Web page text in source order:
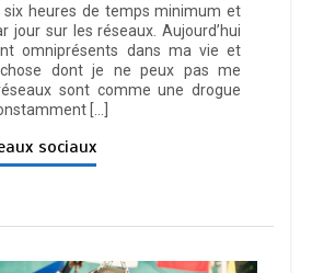
heures de temps minimum et
jour sur les réseaux. Aujourd’hui
omniprésents dans ma vie et
chose dont je ne peux pas me
sont comme une drogue
[…]
sociaux